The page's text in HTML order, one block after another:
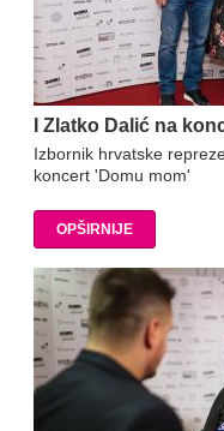
I Zlatko Dalić na
Izbornik hrvatske
koncert 'Domu mom'
OPŠIRNIJE